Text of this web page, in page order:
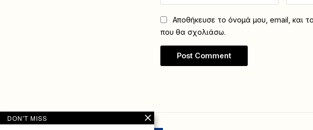
Αποθήκευσε το όνομά μου, email, και
που θα σχολιάσω.
DON'T MISS